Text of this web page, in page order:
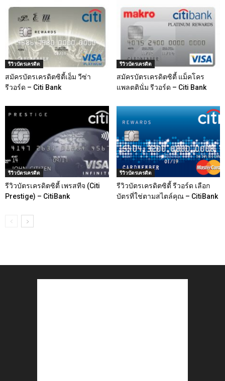
รีวิวบัตรเครดิต
สมัครบัตรเครดิตซิตี้เอ็ม วีซ่า
รีวอร์ด – Citi Bank
รีวิวบัตรเครดิต
สมัครบัตรเครดิตซิตี้ แม็คโคร
แพลตตินั่ม รีวอร์ด – Citi Bank
รีวิวบัตรเครดิต
รีวิวบัตรเครดิตซิตี้ เพรสทีจ (Citi
Prestige) – CitiBank
รีวิวบัตรเครดิต
รีวิวบัตรเครดิตซิตี้ รีวอร์ด เลือก
บัตรที่ใช่ตามสไตล์คุณ – CitiBank